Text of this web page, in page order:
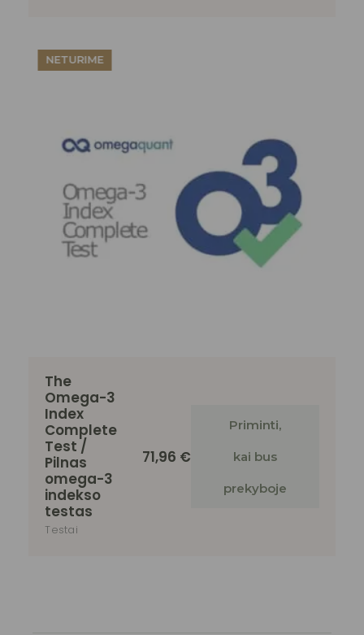
NETURIME
The
Omega-3
Index
Complete
Test /
Pilnas
omega-3
indekso
testas
Testai
71,96 €
Priminti,
kai bus
prekyboje